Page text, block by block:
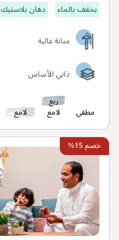
يخفف بالماء
دهان بلاستيك
متانة عالية
ذاتي الأساس
مطفي
ربع
لامع لامع
خصم 15%